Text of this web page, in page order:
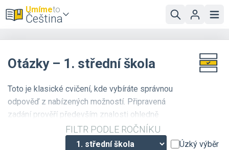
Umímeto
Čeština
Otázky – 1. střední škola
Toto je klasické cvičení, kde vybíráte správnou
odpověď z nabízených možností. Připravená
zadání prověří především znalosti ohledně
významu slov a vztahů mezi slovy.
FILTR PODLE ROČNÍKU
Úzký výběr